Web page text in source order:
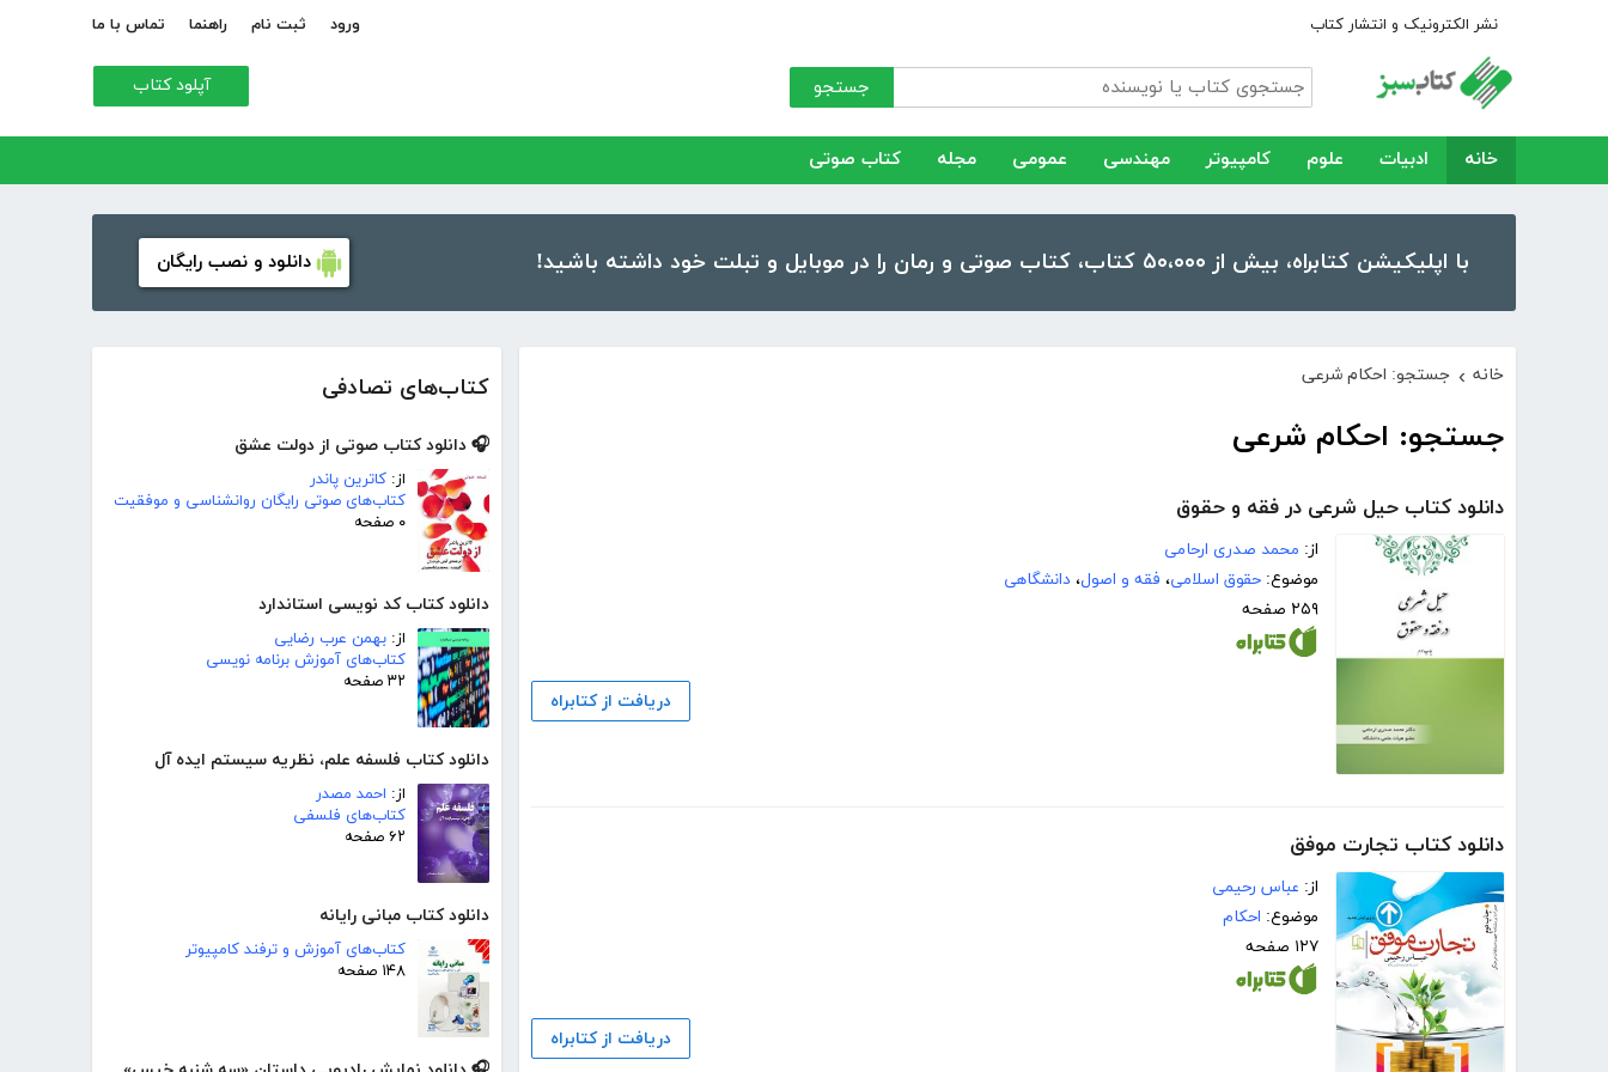
نشر الکترونیک و انتشار کتاب ورود ثبت نام راهنما تماس با ما
جستجو آپلود کتاب
خانه ادبیات علوم کامپیوتر مهندسی عمومی مجله کتاب صوتی
با اپلیکیشن کتابراه، بیش از ۵۰،۰۰۰ کتاب، کتاب صوتی و رمان را در موبایل و تبلت خود داشته باشید! دانلود و نصب رایگان
کتاب‌های تصادفی
🎧 دانلود کتاب صوتی از دولت عشق
از: کاترین پاندر
کتاب‌های صوتی رایگان روانشناسی و موفقیت
۰ صفحه
دانلود کتاب کد نویسی استاندارد
از: بهمن عرب رضایی
کتاب‌های آموزش برنامه نویسی
۳۲ صفحه
دانلود کتاب فلسفه علم، نظریه سیستم ایده آل
از: احمد مصدر
کتاب‌های فلسفی
۶۲ صفحه
دانلود کتاب مبانی رایانه
کتاب‌های آموزش و ترفند کامپیوتر
۱۴۸ صفحه
خانه › جستجو: احکام شرعی
جستجو: احکام شرعی
دانلود کتاب حیل شرعی در فقه و حقوق
از: محمد صدری ارحامی
موضوع: حقوق اسلامی، فقه و اصول، دانشگاهی
۲۵۹ صفحه
دریافت از کتابراه
دانلود کتاب تجارت موفق
از: عباس رحیمی
موضوع: احکام
۱۲۷ صفحه
دریافت از کتابراه